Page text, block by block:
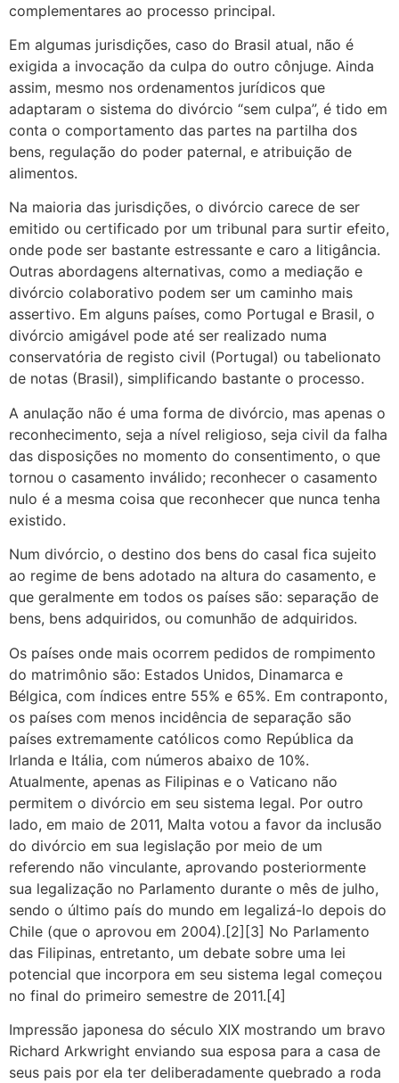
complementares ao processo principal.
Em algumas jurisdições, caso do Brasil atual, não é
exigida a invocação da culpa do outro cônjuge. Ainda
assim, mesmo nos ordenamentos jurídicos que
adaptaram o sistema do divórcio “sem culpa”, é tido em
conta o comportamento das partes na partilha dos
bens, regulação do poder paternal, e atribuição de
alimentos.
Na maioria das jurisdições, o divórcio carece de ser
emitido ou certificado por um tribunal para surtir efeito,
onde pode ser bastante estressante e caro a litigância.
Outras abordagens alternativas, como a mediação e
divórcio colaborativo podem ser um caminho mais
assertivo. Em alguns países, como Portugal e Brasil, o
divórcio amigável pode até ser realizado numa
conservatória de registo civil (Portugal) ou tabelionato
de notas (Brasil), simplificando bastante o processo.
A anulação não é uma forma de divórcio, mas apenas o
reconhecimento, seja a nível religioso, seja civil da falha
das disposições no momento do consentimento, o que
tornou o casamento inválido; reconhecer o casamento
nulo é a mesma coisa que reconhecer que nunca tenha
existido.
Num divórcio, o destino dos bens do casal fica sujeito
ao regime de bens adotado na altura do casamento, e
que geralmente em todos os países são: separação de
bens, bens adquiridos, ou comunhão de adquiridos.
Os países onde mais ocorrem pedidos de rompimento
do matrimônio são: Estados Unidos, Dinamarca e
Bélgica, com índices entre 55% e 65%. Em contraponto,
os países com menos incidência de separação são
países extremamente católicos como República da
Irlanda e Itália, com números abaixo de 10%.
Atualmente, apenas as Filipinas e o Vaticano não
permitem o divórcio em seu sistema legal. Por outro
lado, em maio de 2011, Malta votou a favor da inclusão
do divórcio em sua legislação por meio de um
referendo não vinculante, aprovando posteriormente
sua legalização no Parlamento durante o mês de julho,
sendo o último país do mundo em legalizá-lo depois do
Chile (que o aprovou em 2004).[2][3] No Parlamento
das Filipinas, entretanto, um debate sobre uma lei
potencial que incorpora em seu sistema legal começou
no final do primeiro semestre de 2011.[4]
Impressão japonesa do século XIX mostrando um bravo
Richard Arkwright enviando sua esposa para a casa de
seus pais por ela ter deliberadamente quebrado a roda